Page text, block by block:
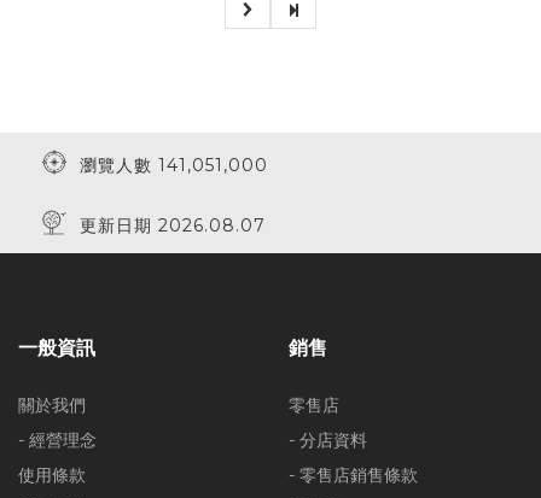
瀏覽人數 141,051,000
更新日期 2026.08.07
一般資訊
關於我們
- 經營理念
使用條款
銷售
零售店
- 分店資料
- 零售店銷售條款